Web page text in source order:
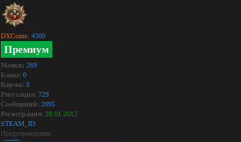
DXCoins: 4300
Премиум
Маяки: 269
Баны: 0
Карма: 3
Репутация: 729
Сообщений: 2095
Регистрация: 28.01.2012
STEAM_ID:
Предупреждения: